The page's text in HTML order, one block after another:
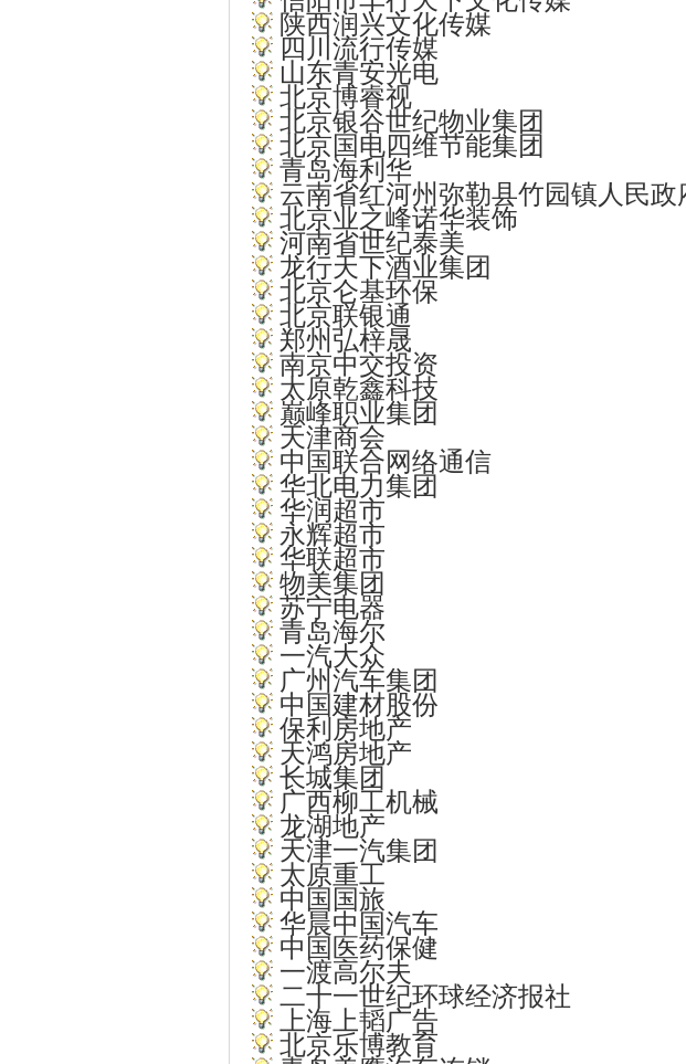
陕西润兴文化传媒
四川流行传媒
山东青安光电
北京博睿视
北京银谷世纪物业集团
北京国电四维节能集团
青岛海利华
云南省红河州弥勒县竹园镇人民政
北京业之峰诺华装饰
河南省世纪泰美
龙行天下酒业集团
北京仑基环保
北京联银通
郑州弘梓晟
南京中交投资
太原乾鑫科技
巅峰职业集团
天津商会
中国联合网络通信
华北电力集团
华润超市
永辉超市
华联超市
物美集团
苏宁电器
青岛海尔
一汽大众
广州汽车集团
中国建材股份
保利房地产
天鸿房地产
长城集团
广西柳工机械
龙湖地产
天津一汽集团
太原重工
中国国旅
华晨中国汽车
中国医药保健
一渡高尔夫
二十一世纪环球经济报社
上海上韬广告
北京乐博教育